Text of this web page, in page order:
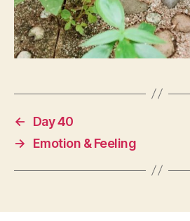
←
Day 40
→
Emotion & Feeling